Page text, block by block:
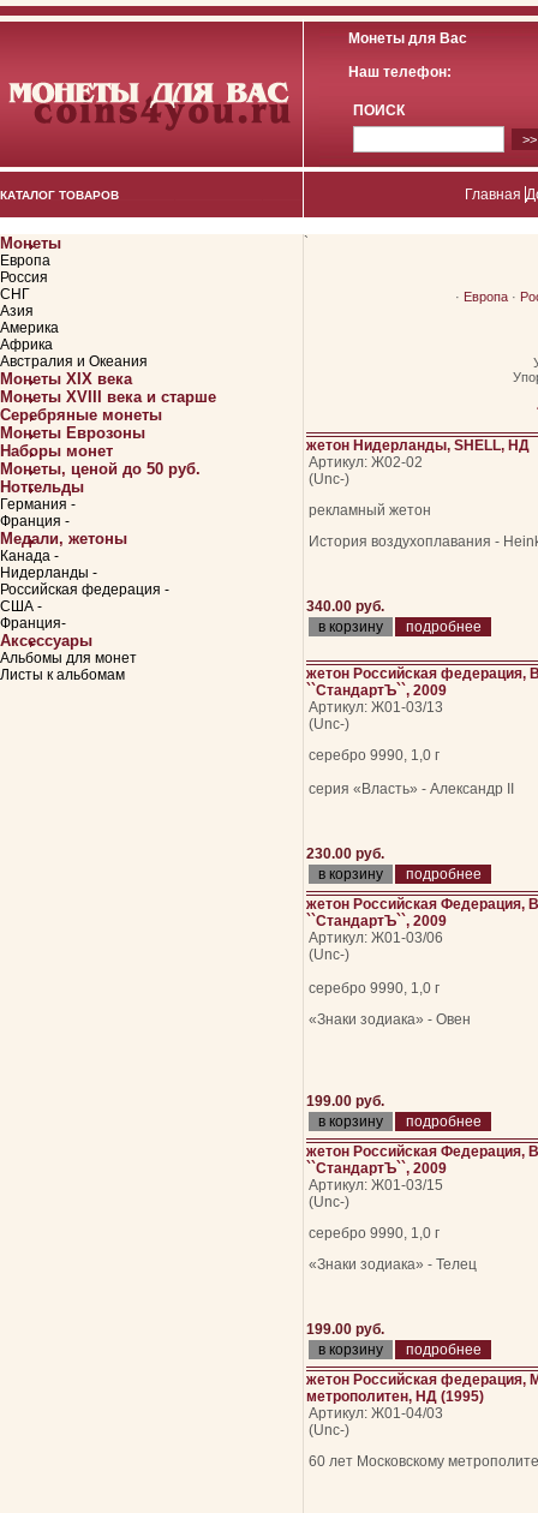
Монеты для Вас
Наш телефон:
ПОИСК
КАТАЛОГ ТОВАРОВ Главная
Монеты
Европа
Россия
СНГ
Азия
Америка
Африка
Австралия и Океания
Монеты XIX века
Монеты XVIII века и старше
Серебряные монеты
Монеты Еврозоны
Наборы монет
Монеты, ценой до 50 руб.
Нотгельды
Германия -
Франция -
Медали, жетоны
Канада -
Нидерланды -
Российская федерация -
США -
Франция-
Аксессуары
Альбомы для монет
Листы к альбомам
`
· Европа ·
жетон Нидерланды, SHELL, НД
Артикул: Ж02-02
(Unc-)
рекламный жетон
История воздухоплавания -
340.00 руб.
подробнее
жетон Российская федерация,
``СтандартЪ``, 2009
Артикул: Ж01-03/13
(Unc-)
серебро 9990, 1,0 г
серия «Власть» - Александр II
230.00 руб.
подробнее
жетон Российская Федерация,
``СтандартЪ``, 2009
Артикул: Ж01-03/06
(Unc-)
серебро 9990, 1,0 г
«Знаки зодиака» - Овен
199.00 руб.
подробнее
жетон Российская Федерация,
``СтандартЪ``, 2009
Артикул: Ж01-03/15
(Unc-)
серебро 9990, 1,0 г
«Знаки зодиака» - Телец
199.00 руб.
подробнее
жетон Российская федерация,
метрополитен, НД (1995)
Артикул: Ж01-04/03
(Unc-)
60 лет Московскому